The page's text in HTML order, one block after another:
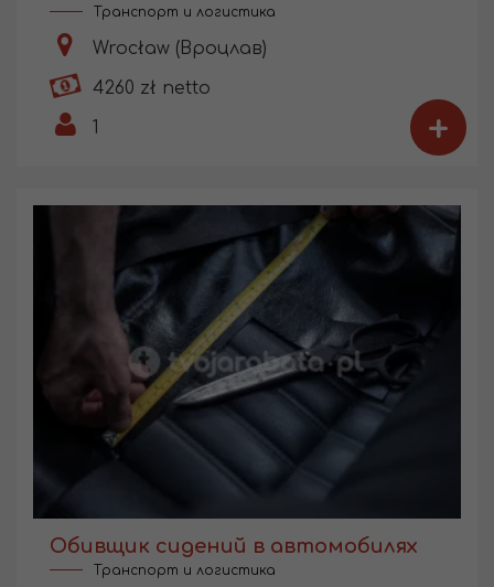
Транспорт и логистика
Wrocław (Вроцлав)
4260 zł netto
1
+
Обивщик сидений в автомобилях
Транспорт и логистика